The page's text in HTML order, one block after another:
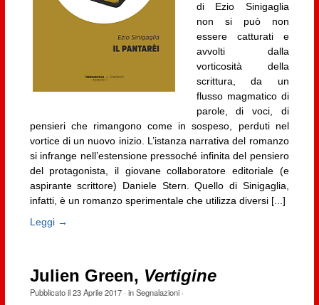
di Ezio Sinigaglia
non si può non
essere catturati e
avvolti dalla
vorticosità della
scrittura, da un
flusso magmatico di
parole, di voci, di
pensieri che rimangono come in sospeso, perduti nel
vortice di un nuovo inizio. L’istanza narrativa del romanzo
si infrange nell’estensione pressoché infinita del pensiero
del protagonista, il giovane collaboratore editoriale (e
aspirante scrittore) Daniele Stern. Quello di Sinigaglia,
infatti, è un romanzo sperimentale che utilizza diversi [...]
Leggi →
Julien Green, Vertigine
Pubblicato il23 Aprile 2017· inSegnalazioni·